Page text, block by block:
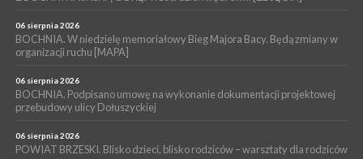
BOCHNIA. Rusza Gospelowe Lato. To będą cztery dni radosnej
muzyki [PROGRAM KONCERTÓW]
06 sierpnia 2026
BOCHNIA. W niedzielę memoriałowy Bieg Majora Bacy. Będą zmiany w
organizacji ruchu [MAPA]
06 sierpnia 2026
BOCHNIA. Podpisano umowę na wykonanie dokumentacji projektowej
przebudowy ulicy Dołuszyckiej
06 sierpnia 2026
POWIAT BRZESKI. Blisko dzieci, blisko rodziców – warsztaty dla rodziców